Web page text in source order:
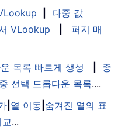
다중 값
VLookup
퍼지 매
목록 빠르게 생성
종
선택 드롭다운 목록....
열 이동 숨겨진 열의 표
...